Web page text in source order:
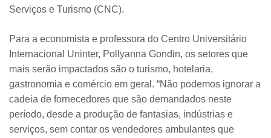
Serviços e Turismo (CNC).
Para a economista e professora do Centro Universitário
Internacional Uninter, Pollyanna Gondin, os setores que
mais serão impactados são o turismo, hotelaria,
gastronomia e comércio em geral. “Não podemos ignorar a
cadeia de fornecedores que são demandados neste
período, desde a produção de fantasias, indústrias e
serviços, sem contar os vendedores ambulantes que